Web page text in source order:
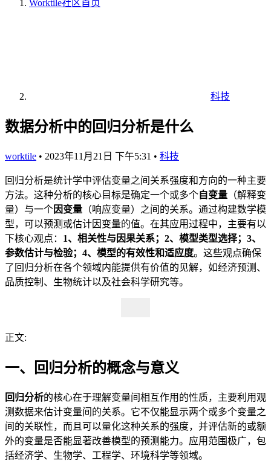
Worktile社区首页
科技
数据分析中的回归分析是什么
worktile • 2023年11月21日 下午5:31 • 科技
回归分析是统计学中评估变量之间关系强度和方向的一种主要
方法。这种分析的核心目标是确定一个或多个自变量 （解释变
量）与一个因变量 （响应变量）之间的关系。通过构建数学模
型，可以预测或估计因变量的值。在其应用过程中，主要有以
下核心观点： 1、相关性与因果关系；2、模型类型选择；3、
参数估计与检验；4、模型的有效性和适应度。这些观点确保
了回归分析在各个领域内能提供有价值的见解，如经济预测、
品质控制、生物统计以及社会科学研究等。
正文:
一、回归分析的概念与意义
回归分析的核心在于理解变量间相互作用的性质，主要利用观
测数据来估计变量间的关系。它不仅能显示两个或多个变量之
间的关联性，而且可以量化这种关系的强度，并评估新的或额
外的变量是否能显著改善模型的预测能力。应用范围极广，包
括经济学、生物学、工程学、环境科学等领域。